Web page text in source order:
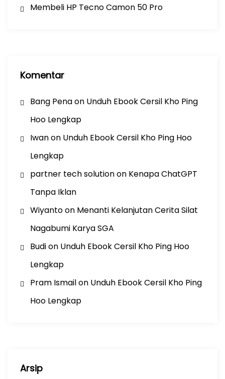
Membeli HP Tecno Camon 50 Pro
Komentar
Bang Penaon Unduh Ebook Cersil Kho Ping
Hoo Lengkap
Iwanon Unduh Ebook Cersil Kho Ping Hoo
Lengkap
partner tech solutionon Kenapa ChatGPT
Tanpa Iklan
Wiyantoon Menanti Kelanjutan Cerita Silat
Nagabumi Karya SGA
Budion Unduh Ebook Cersil Kho Ping Hoo
Lengkap
Pram Ismailon Unduh Ebook Cersil Kho Ping
Hoo Lengkap
Arsip